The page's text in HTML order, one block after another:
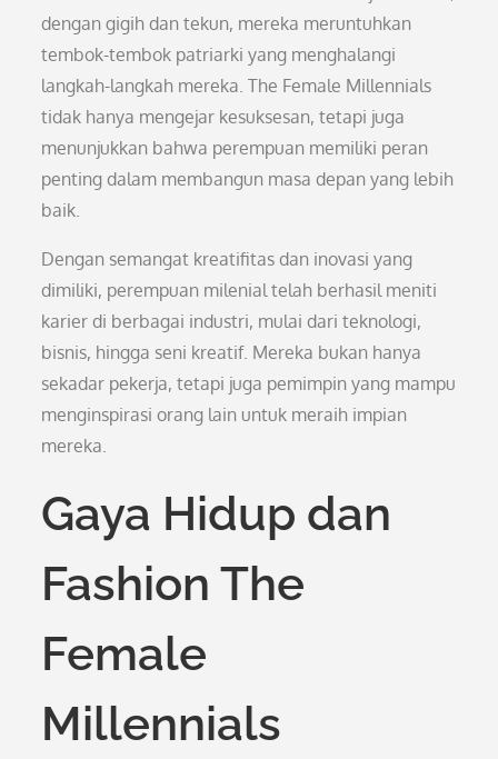
dengan gigih dan tekun, mereka meruntuhkan
tembok-tembok patriarki yang menghalangi
langkah-langkah mereka. The Female Millennials
tidak hanya mengejar kesuksesan, tetapi juga
menunjukkan bahwa perempuan memiliki peran
penting dalam membangun masa depan yang lebih
baik.
Dengan semangat kreatifitas dan inovasi yang
dimiliki, perempuan milenial telah berhasil meniti
karier di berbagai industri, mulai dari teknologi,
bisnis, hingga seni kreatif. Mereka bukan hanya
sekadar pekerja, tetapi juga pemimpin yang mampu
menginspirasi orang lain untuk meraih impian
mereka.
Gaya Hidup dan
Fashion The
Female
Millennials